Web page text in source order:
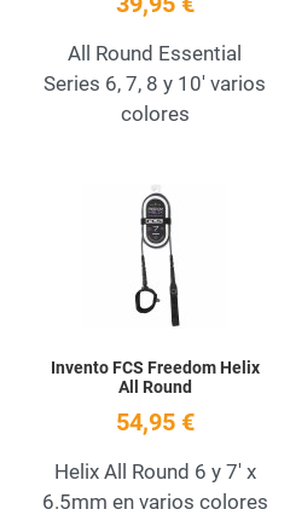
All Round Essential
Series 6, 7, 8 y 10' varios
colores
Add to Wishlist
Invento FCS Freedom Helix
All Round
54,95 €
Helix All Round 6 y 7' x
6.5mm en varios colores